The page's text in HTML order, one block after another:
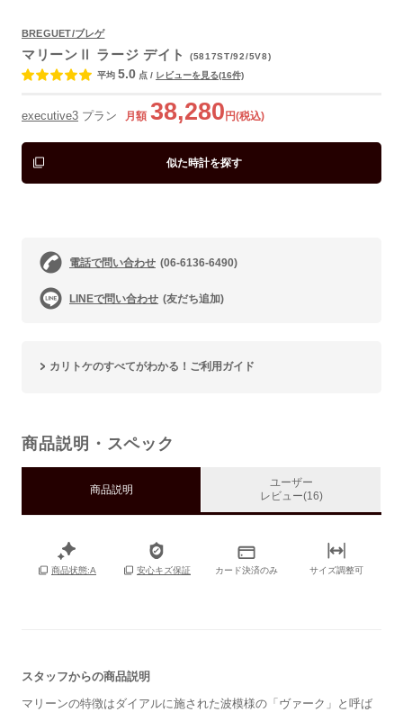
BREGUET/ブレゲ
マリーンⅡ ラージ デイト
(5817ST/92/5V8)
平均 5.0 点 / レビューを見る(16件)
executive3 プラン 月額 38,280 円(税込)
似た時計を探す
電話で問い合わせ (06-6136-6490)
LINEで問い合わせ (友だち追加)
カリトケのすべてがわかる！ご利用ガイド
商品説明・スペック
商品説明
ユーザー
レビュー(16)
商品状態:A 安心キズ保証 カード決済のみ サイズ調整可
スタッフからの商品説明
マリーンの特徴はダイアルに施された波模様の「ヴァーク」と呼ば
よくあるご質問